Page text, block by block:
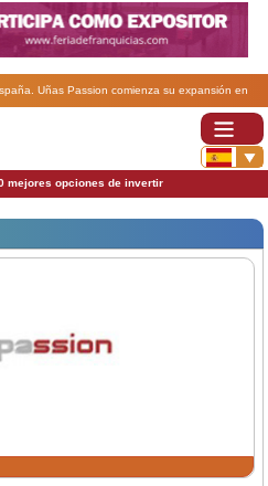
Uñas Passion comienza su expansión en
mejores opciones de invertir